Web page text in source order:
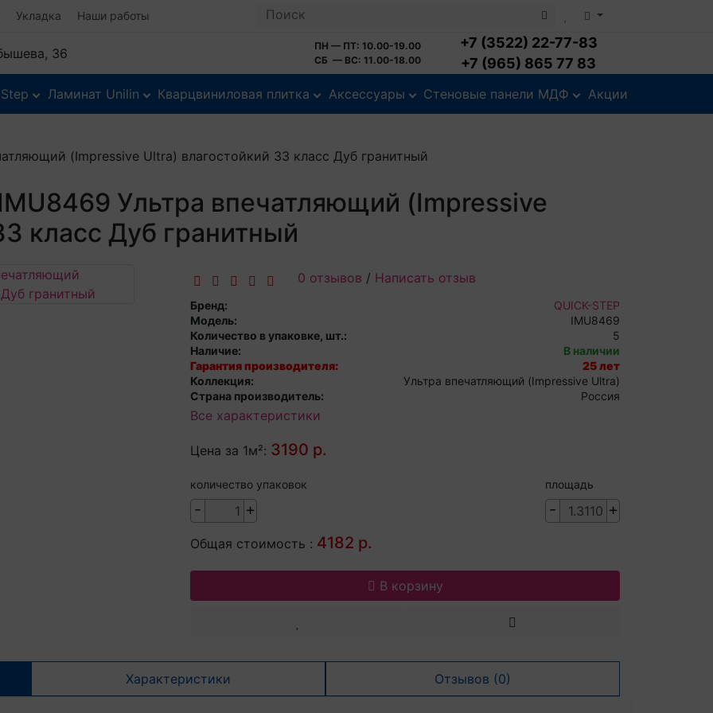
Укладка Наши работы
36
ПН — ПТ: 10.00-19.00
СБ — ВС: 11.00-18.00
+7 (3522) 22-77-83
+7 (965) 865 77 83
Ламинат Unilin Кварцвиниловая плитка Аксессуары Стеновые панели МДФ Акции
(Impressive Ultra) влагостойкий 33 класс Дуб гранитный
Ультра впечатляющий (Impressive
класс Дуб гранитный
0 отзывов / Написать отзыв
Бренд:
QUICK-STEP
Модель:
IMU8469
Количество в упаковке, шт.:
5
Наличие:
В наличии
Гарантия производителя:
25 лет
Коллекция:
Ультра впечатляющий (Impressive Ultra)
Страна производитель:
Россия
Все характеристики
Цена за 1м²: 3190 р.
количество упаковок
- +
площадь
- +
Общая стоимость : 4182 р.
В корзину
Характеристики Отзывов (0)